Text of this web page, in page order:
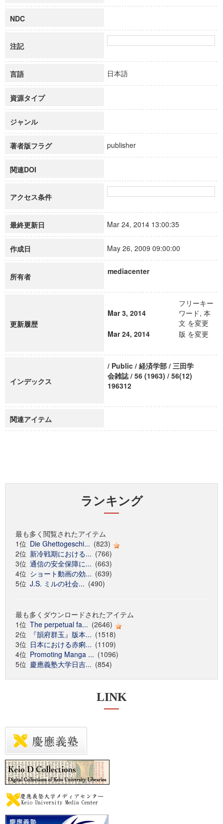
NDC
注記
言語 日本語
資源タイプ
ジャンル
著者版フラグ publisher
関連DOI
アクセス条件
最終更新日 Mar 24, 2014 13:00:35
作成日 May 26, 2009 09:00:00
所有者
mediacenter
更新履歴
Mar 3, 2014
フリーキー
ワード, 本
文 を変更
Mar 24, 2014
版 を変更
インデックス
/ Public / 経済学部 / 三田学
会雑誌 / 56 (1963) / 56(12)
196312
関連アイテム
ランキング
最も多く閲覧されたアイテム
1位 Die Ghettogeschi... (823)
2位 新冷戦期における... (766)
3位 通信の安全保障に... (663)
4位 ショート動画の効... (639)
5位 J.S. ミルの社会... (490)
最も多くダウンロードされたアイテム
1位 The perpetual fa... (2646)
2位
『韻府群玉』版本... (1518)
3位 日本における赤痢... (1109)
4位 Promoting Manga ... (1096)
5位 慶應義塾大学日吉... (854)
LINK